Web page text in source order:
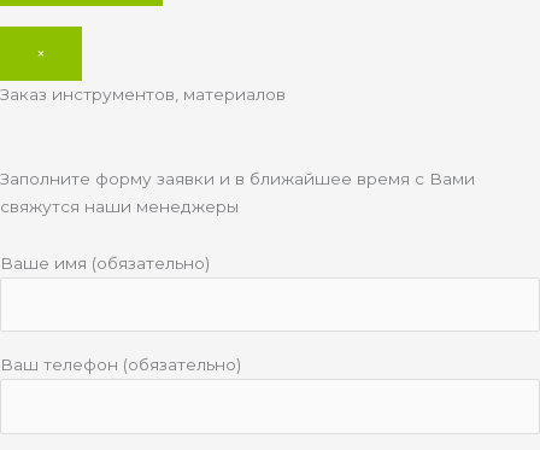
×
Заказ инструментов, материалов
Заполните форму заявки и в ближайшее время с Вами
свяжутся наши менеджеры
Ваше имя (обязательно)
Ваш телефон (обязательно)